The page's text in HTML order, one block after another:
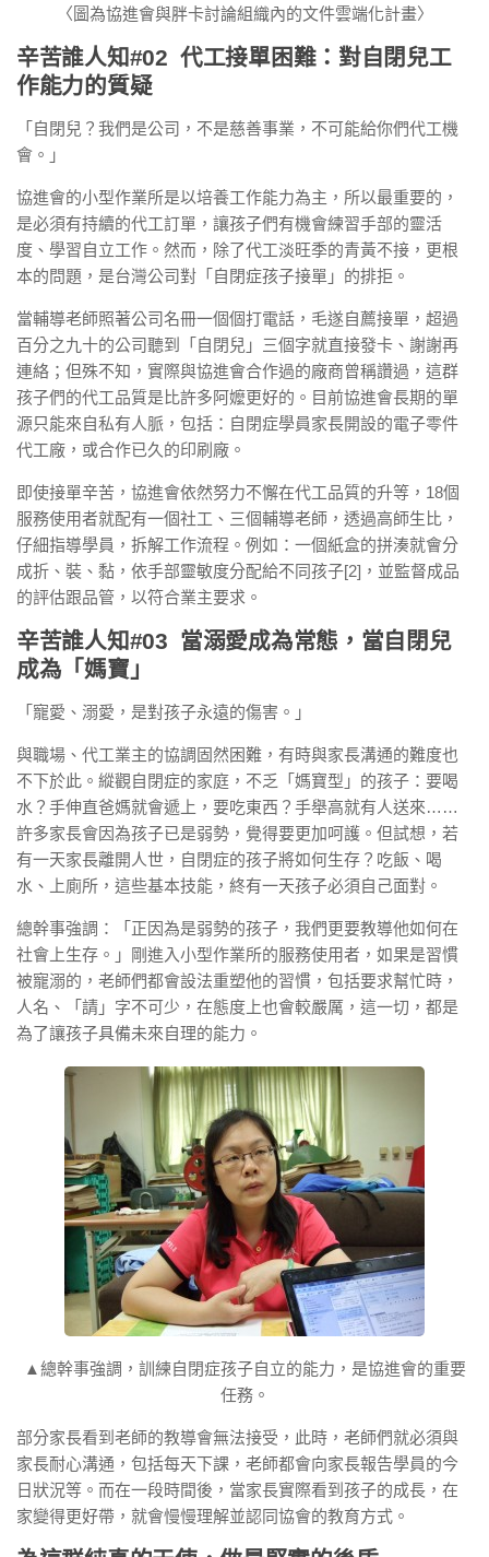
〈圖為協進會與胖卡討論組織內的文件雲端化計畫〉
辛苦誰人知#02 代工接單困難：對自閉兒工
作能力的質疑
「自閉兒？我們是公司，不是慈善事業，不可能給你們代工機
會。」
協進會的小型作業所是以培養工作能力為主，所以最重要的，
是必須有持續的代工訂單，讓孩子們有機會練習手部的靈活
度、學習自立工作。然而，除了代工淡旺季的青黃不接，更根
本的問題，是台灣公司對「自閉症孩子接單」的排拒。
當輔導老師照著公司名冊一個個打電話，毛遂自薦接單，超過
百分之九十的公司聽到「自閉兒」三個字就直接發卡、謝謝再
連絡；但殊不知，實際與協進會合作過的廠商曾稱讚過，這群
孩子們的代工品質是比許多阿嬤更好的。目前協進會長期的單
源只能來自私有人脈，包括：自閉症學員家長開設的電子零件
代工廠，或合作已久的印刷廠。
即使接單辛苦，協進會依然努力不懈在代工品質的升等，18個
服務使用者就配有一個社工、三個輔導老師，透過高師生比，
仔細指導學員，拆解工作流程。例如：一個紙盒的拼湊就會分
成折、裝、黏，依手部靈敏度分配給不同孩子[2]，並監督成品
的評估跟品管，以符合業主要求。
辛苦誰人知#03 當溺愛成為常態，當自閉兒
成為「媽寶」
「寵愛、溺愛，是對孩子永遠的傷害。」
與職場、代工業主的協調固然困難，有時與家長溝通的難度也
不下於此。縱觀自閉症的家庭，不乏「媽寶型」的孩子：要喝
水？手伸直爸媽就會遞上，要吃東西？手舉高就有人送來……
許多家長會因為孩子已是弱勢，覺得要更加呵護。但試想，若
有一天家長離開人世，自閉症的孩子將如何生存？吃飯、喝
水、上廁所，這些基本技能，終有一天孩子必須自己面對。
總幹事強調：「正因為是弱勢的孩子，我們更要教導他如何在
社會上生存。」剛進入小型作業所的服務使用者，如果是習慣
被寵溺的，老師們都會設法重塑他的習慣，包括要求幫忙時，
人名、「請」字不可少，在態度上也會較嚴厲，這一切，都是
為了讓孩子具備未來自理的能力。
▲總幹事強調，訓練自閉症孩子自立的能力，是協進會的重要
任務。
部分家長看到老師的教導會無法接受，此時，老師們就必須與
家長耐心溝通，包括每天下課，老師都會向家長報告學員的今
日狀況等。而在一段時間後，當家長實際看到孩子的成長，在
家變得更好帶，就會慢慢理解並認同協會的教育方式。